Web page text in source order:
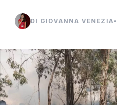
DI GIOVANNA VENEZIA•